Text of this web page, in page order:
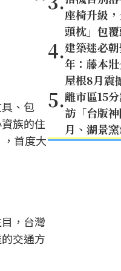
、包
族的住
首度大
，台灣
交通方
座椅升級
頭枕」包
4.建築迷必
年：藤本
屋根8月震
5.離市區15
訪「台版
月、湖景